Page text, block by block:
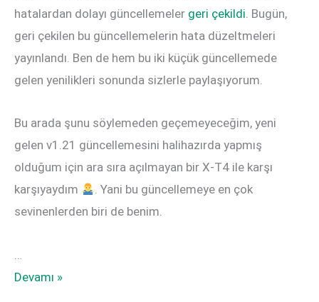
hatalardan dolayı güncellemeler geri çekildi . Bugün,
geri çekilen bu güncellemelerin hata düzeltmeleri
yayınlandı. Ben de hem bu iki küçük güncellemede
gelen yenilikleri sonunda sizlerle paylaşıyorum.
Bu arada şunu söylemeden geçemeyeceğim, yeni
gelen v1.21 güncellemesini halihazırda yapmış
olduğum için ara sıra açılmayan bir X-T4 ile karşı
karşıyaydım
. Yani bu güncellemeye en çok
sevinenlerden biri de benim.
…
Fujifilm
Devamı »